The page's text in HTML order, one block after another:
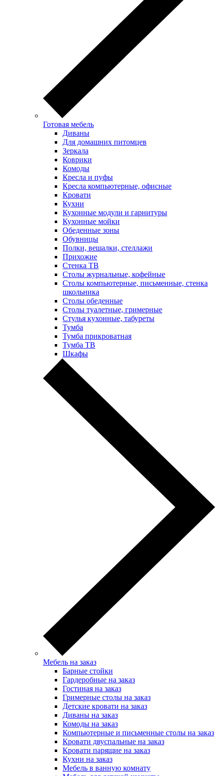
Готовая мебель
Диваны
Для домашних питомцев
Зеркала
Коврики
Комоды
Кресла и пуфы
Кресла компьютерные, офисные
Кровати
Кухни
Кухонные модули и гарнитуры
Кухонные мойки
Обеденные зоны
Обувницы
Полки, вешалки, стеллажи
Прихожие
Стенка ТВ
Столы журнальные, кофейные
Столы компьютерные, письменные, стенка
школьника
Столы обеденные
Столы туалетные, гримерные
Стулья кухонные, табуреты
Тумба
Тумба прикроватная
Тумба ТВ
Шкафы
Мебель на заказ
Барные стойки
Гардеробные на заказ
Гостиная на заказ
Гримерные столы на заказ
Детские кровати на заказ
Диваны на заказ
Комоды на заказ
Компьютерные и письменные столы на заказ
Кровати двуспальные на заказ
Кровати парящие на заказ
Кухни на заказ
Мебель в ванную комнату